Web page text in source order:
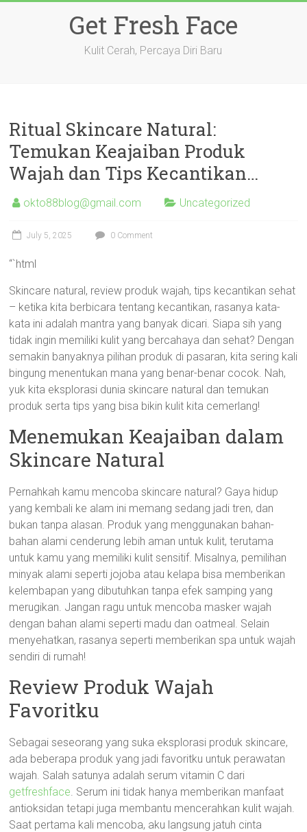
Get Fresh Face
Kulit Cerah, Percaya Diri Baru
Ritual Skincare Natural:
Temukan Keajaiban Produk
Wajah dan Tips Kecantikan…
okto88blog@gmail.com Uncategorized
July 5, 2025 0 Comment
“`html
Skincare natural, review produk wajah, tips kecantikan sehat
– ketika kita berbicara tentang kecantikan, rasanya kata-
kata ini adalah mantra yang banyak dicari. Siapa sih yang
tidak ingin memiliki kulit yang bercahaya dan sehat? Dengan
semakin banyaknya pilihan produk di pasaran, kita sering kali
bingung menentukan mana yang benar-benar cocok. Nah,
yuk kita eksplorasi dunia skincare natural dan temukan
produk serta tips yang bisa bikin kulit kita cemerlang!
Menemukan Keajaiban dalam
Skincare Natural
Pernahkah kamu mencoba skincare natural? Gaya hidup
yang kembali ke alam ini memang sedang jadi tren, dan
bukan tanpa alasan. Produk yang menggunakan bahan-
bahan alami cenderung lebih aman untuk kulit, terutama
untuk kamu yang memiliki kulit sensitif. Misalnya, pemilihan
minyak alami seperti jojoba atau kelapa bisa memberikan
kelembapan yang dibutuhkan tanpa efek samping yang
merugikan. Jangan ragu untuk mencoba masker wajah
dengan bahan alami seperti madu dan oatmeal. Selain
menyehatkan, rasanya seperti memberikan spa untuk wajah
sendiri di rumah!
Review Produk Wajah
Favoritku
Sebagai seseorang yang suka eksplorasi produk skincare,
ada beberapa produk yang jadi favoritku untuk perawatan
wajah. Salah satunya adalah serum vitamin C dari
getfreshface. Serum ini tidak hanya memberikan manfaat
antioksidan tetapi juga membantu mencerahkan kulit wajah.
Saat pertama kali mencoba, aku langsung jatuh cinta